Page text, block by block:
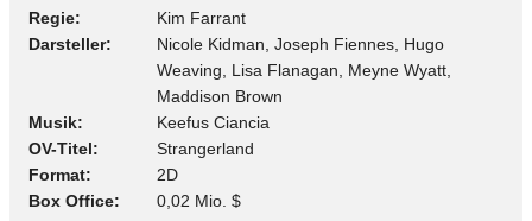
Regie
Kim Farrant
Darsteller
Nicole Kidman, Joseph Fiennes, Hugo
Weaving, Lisa Flanagan, Meyne Wyatt,
Maddison Brown
Musik
Keefus Ciancia
OV-Titel
Strangerland
Format
2D
Box Office
0,02 Mio. $